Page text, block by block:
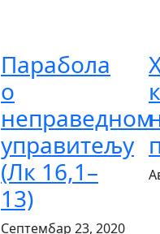
Парабола
о
неправедном
управитељу
(Лк 16,1–
13)
Септембар 23, 2020